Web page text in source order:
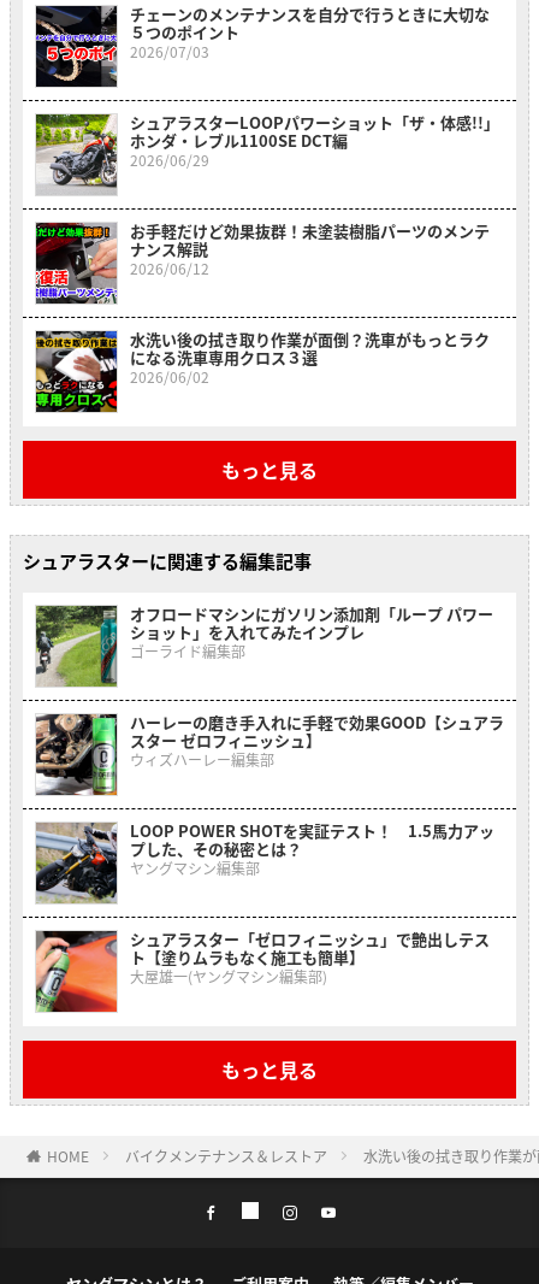
チェーンのメンテナンスを自分で行うときに大切な
５つのポイント
2026/07/03
シュアラスターLOOPパワーショット「ザ・体感!!」
ホンダ・レブル1100SE DCT編
2026/06/29
お手軽だけど効果抜群！未塗装樹脂パーツのメンテ
ナンス解説
2026/06/12
水洗い後の拭き取り作業が面倒？洗車がもっとラク
になる洗車専用クロス３選
2026/06/02
もっと見る
シュアラスターに関連する編集記事
オフロードマシンにガソリン添加剤「ループ パワー
ショット」を入れてみたインプレ
ゴーライド編集部
ハーレーの磨き手入れに手軽で効果GOOD【シュアラ
スター ゼロフィニッシュ】
ウィズハーレー編集部
LOOP POWER SHOTを実証テスト！ 1.5馬力アッ
プした、その秘密とは？
ヤングマシン編集部
シュアラスター「ゼロフィニッシュ」で艶出しテス
ト【塗りムラもなく施工も簡単】
大屋雄一(ヤングマシン編集部)
もっと見る
HOME バイクメンテナンス＆レストア 水洗い後の拭き取り作業